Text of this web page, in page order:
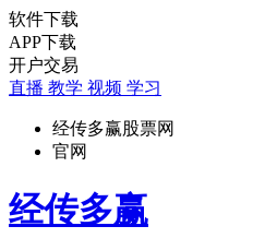
软件下载
APP下载
开户交易
直播 教学 视频 学习
经传多赢股票网
官网
经传多赢